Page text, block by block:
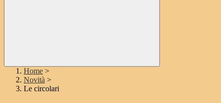
Home >
Novità >
Le circolari